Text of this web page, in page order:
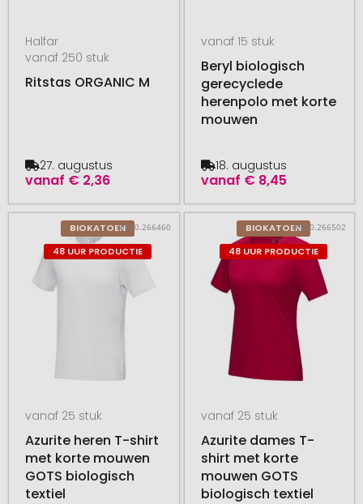
Halfar
vanaf 250 stuk
Ritstas ORGANIC M
vanaf € 2,36
27. augustus
vanaf 15 stuk
Beryl biologisch
gerecyclede
herenpolo met korte
mouwen
vanaf € 8,45
18. augustus
BIOKATOEN
48 UUR PRODUCTIE
# 500.266460
vanaf 25 stuk
Azurite heren T-shirt
met korte mouwen
GOTS biologisch
textiel
BIOKATOEN
48 UUR PRODUCTIE
# 500.266502
vanaf 25 stuk
Azurite dames T-
shirt met korte
mouwen GOTS
biologisch textiel